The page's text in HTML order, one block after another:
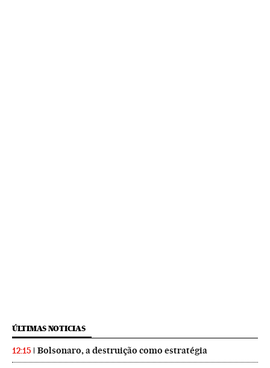
ÚLTIMAS NOTICIAS
12:15 Bolsonaro, a destruição como estratégia